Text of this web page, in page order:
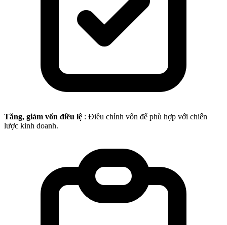
Tăng, giảm vốn điều lệ : Điều chỉnh vốn để phù hợp với chiến
lược kinh doanh.